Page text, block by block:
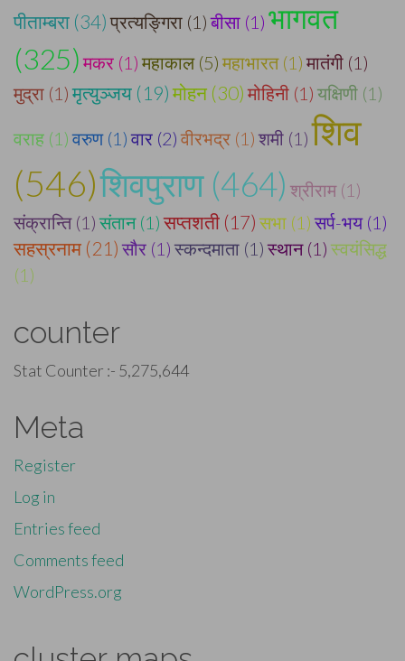
पीताम्बरा (34) प्रत्यङ्गिरा (1) बीसा (1) भागवत
(325) मकर (1) महाकाल (5) महाभारत (1) मातंगी (1)
मुद्रा (1) मृत्युञ्जय (19) मोहन (30) मोहिनी (1) यक्षिणी (1)
वराह (1) वरुण (1) वार (2) वीरभद्र (1) शमी (1) शिव
(546)शिवपुराण (464) श्रीराम (1)
संक्रान्ति (1) संतान (1) सप्तशती (17) सभा (1) सर्प-भय (1)
सहस्रनाम (21) सौर (1) स्कन्दमाता (1) स्थान (1) स्वयंसिद्ध
(1)
counter
Stat Counter :- 5,275,644
Meta
Register
Log in
Entries feed
Comments feed
WordPress.org